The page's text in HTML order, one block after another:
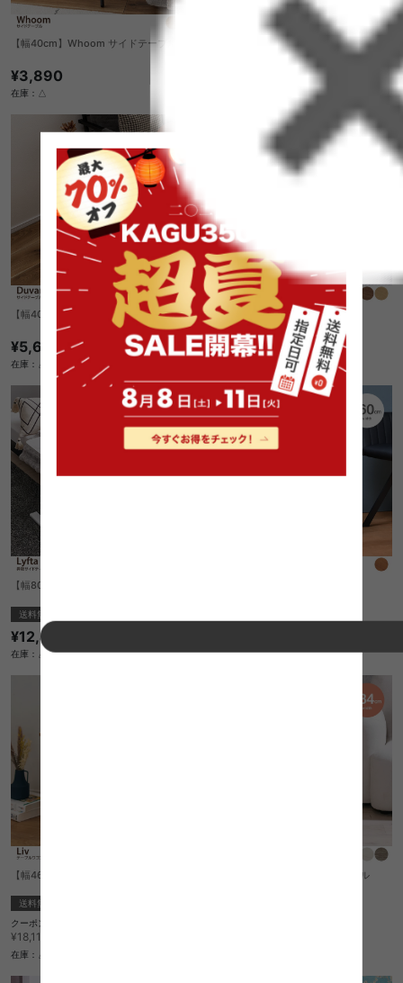
【幅40cm】Whoom サイドテーブル
¥3,890
在庫：△
【幅34cm】Charco サイドテーブル
【幅40cm】Duvara サイドテーブル
¥5,630
在庫：△
【幅47cm】Ezbo サイドテーブル
¥6,220
【幅80cm】 Lyfta 昇降サイドテーブル
送料無料
¥12,490
在庫：△ 在庫：△
【幅46cm】Liv テーブルワゴン
送料無料
クーポン利用で
¥18,110→
在庫：△
【幅34cm】Chamill サイドテーブル